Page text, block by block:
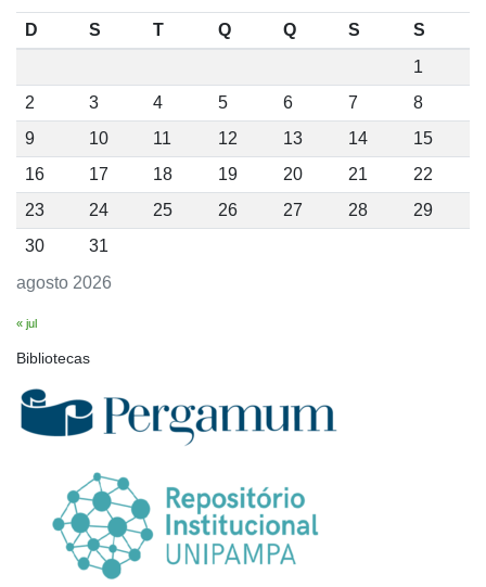
agosto 2026
D S T Q Q S
S
1
2
3 4 5 6 7
8
9
10 11 12 13 14
15
16
17 18 19 20 21
22
23
24 25 26 27 28
29
30
31
« jul
Bibliotecas